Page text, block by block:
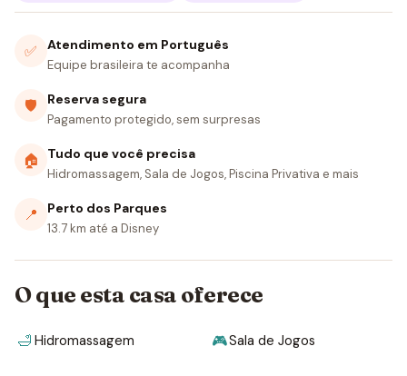
✅ Atendimento em Português
Equipe brasileira te acompanha
🛡 Reserva segura
Pagamento protegido, sem surpresas
🏠 Tudo que você precisa
Hidromassagem, Sala de Jogos, Piscina Privativa e mais
📍 Perto dos Parques
13.7 km até a Disney
O que esta casa oferece
🛁 Hidromassagem 🎮Sala de Jogos